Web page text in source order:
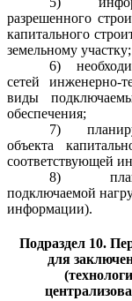
разрешенного
капитального
земельному участку;
6)
сетей инженерно-
виды
обеспечения;
7)
объекта
соответствующей
8)
подключаемой
информации).
Подраздел 10.
для